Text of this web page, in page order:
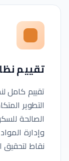
تقييم
تقييم كامل
التطوير
الصالحة
وإدارة
نقاط لتحقيق